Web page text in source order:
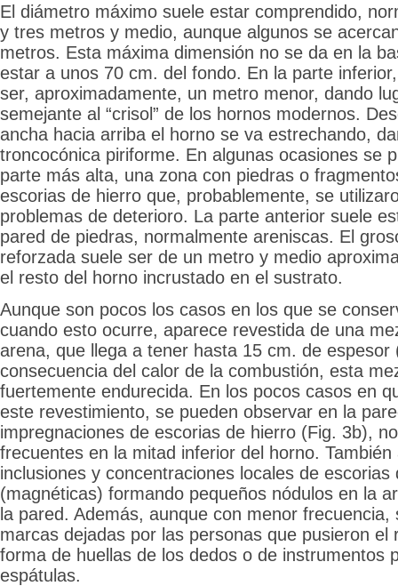
El diámetro máximo suele estar comprendido,
y tres metros y medio, aunque algunos se
metros. Esta máxima dimensión no se da en la
estar a unos 70 cm. del fondo. En la parte
ser, aproximadamente, un metro menor, dando
semejante al “crisol” de los hornos modernos.
ancha hacia arriba el horno se va estrechando,
troncocónica piriforme. En algunas ocasiones se
parte más alta, una zona con piedras o
escorias de hierro que, probablemente, se
problemas de deterioro. La parte anterior suele
pared de piedras, normalmente areniscas. El
reforzada suele ser de un metro y medio
el resto del horno incrustado en el sustrato.
Aunque son pocos los casos en los que se
cuando esto ocurre, aparece revestida de una
arena, que llega a tener hasta 15 cm. de espesor
consecuencia del calor de la combustión, esta
fuertemente endurecida. En los pocos casos en
este revestimiento, se pueden observar en la
impregnaciones de escorias de hierro (Fig. 3b),
frecuentes en la mitad inferior del horno. También
inclusiones y concentraciones locales de escorias
(magnéticas) formando pequeños nódulos en la
la pared. Además, aunque con menor
marcas dejadas por las personas que pusieron el
forma de huellas de los dedos o de instrumentos
espátulas.